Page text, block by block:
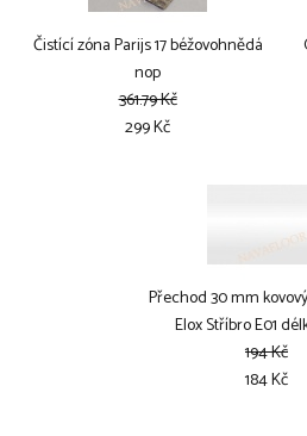
Čistící zóna Parijs 17 béžovohnědá
nop
361.79 Kč
299 Kč
Přechod 30 mm
Elox Stříbro E01
194 Kč
184 Kč